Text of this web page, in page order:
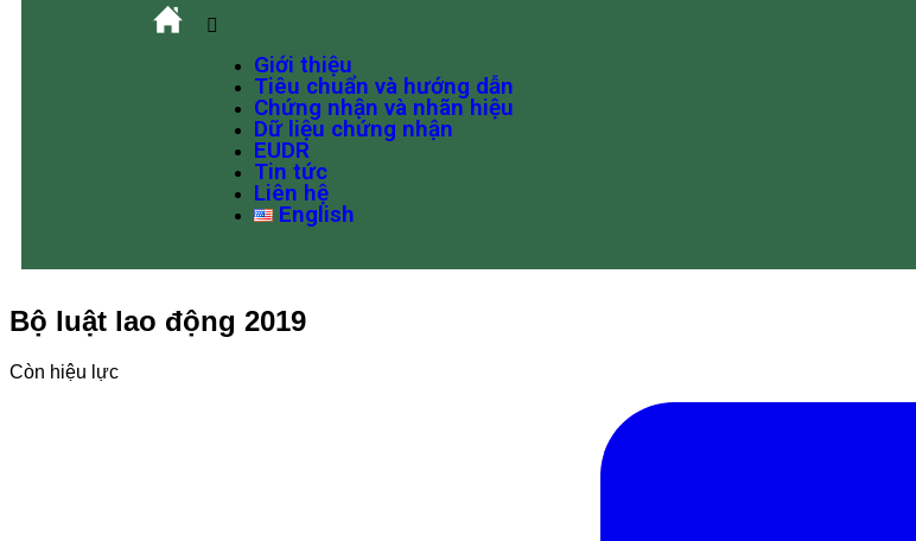
Giới thiệu
Tiêu chuẩn và hướng dẫn
Chứng nhận và nhãn hiệu
Dữ liệu chứng nhận
EUDR
Tin tức
Liên hệ
English
Bộ luật lao động 2019
Còn hiệu lực